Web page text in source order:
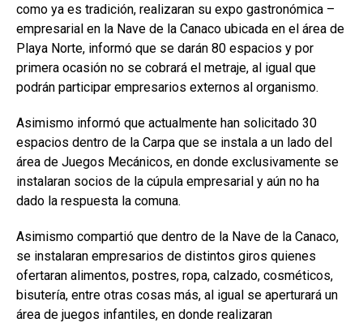
como ya es tradición, realizaran su expo gastronómica –
empresarial en la Nave de la Canaco ubicada en el área de
Playa Norte, informó que se darán 80 espacios y por
primera ocasión no se cobrará el metraje, al igual que
podrán participar empresarios externos al organismo.
Asimismo informó que actualmente han solicitado 30
espacios dentro de la Carpa que se instala a un lado del
área de Juegos Mecánicos, en donde exclusivamente se
instalaran socios de la cúpula empresarial y aún no ha
dado la respuesta la comuna.
Asimismo compartió que dentro de la Nave de la Canaco,
se instalaran empresarios de distintos giros quienes
ofertaran alimentos, postres, ropa, calzado, cosméticos,
bisutería, entre otras cosas más, al igual se aperturará un
área de juegos infantiles, en donde realizaran